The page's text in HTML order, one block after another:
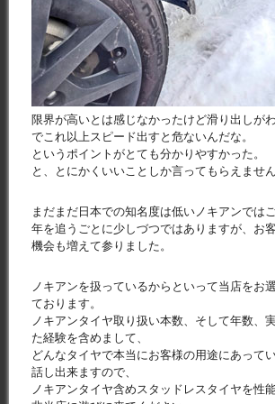
限界が高いとは感じなかったけど滑り出しが
でこれ以上スピード出すと危ないんだな。
というポイントがとても分かりやすかった。
と、とにかくいいことしか言ってもらえませ
まだまだ日本での知名度は低いノキアンでは
年を追うごとに少しづつではありますが、お
機会も増えて参りました。
ノキアンを扱っているからといって当店をお
ております。
ノキアンタイヤ取り扱い本数、そして年数、
た経験を含めまして、
どんなタイヤで本当にお客様の用途にあって
話し出来ますので、
ノキアンタイヤ含めスタッドレスタイヤを性